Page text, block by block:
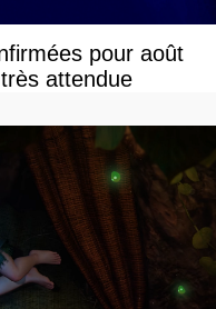
pour août
attendue